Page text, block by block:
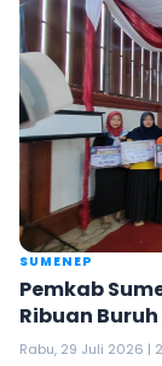
SUMENEP
Pemkab
Ribuan
Rabu, 29 Juli 2026 |